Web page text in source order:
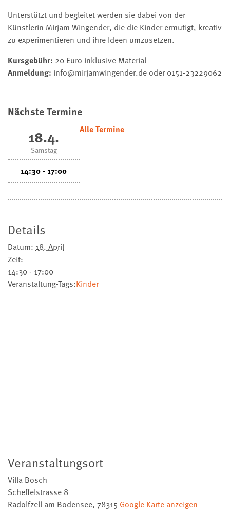
Unterstützt und begleitet werden sie dabei von der
Künstlerin Mirjam Wingender, die die Kinder ermutigt, kreativ
zu experimentieren und ihre Ideen umzusetzen.
Kursgebühr: 20 Euro inklusive Material
Anmeldung: info@mirjamwingender.de oder 0151-23229062
Nächste Termine
18.4.
Samstag
14:30 - 17:00
Alle Termine
Details
Datum: 18. April
Zeit:
14:30 - 17:00
Veranstaltung-Tags:Kinder
Veranstaltungsort
Villa Bosch
Scheffelstrasse 8
Radolfzell am Bodensee, 78315 Google Karte anzeigen